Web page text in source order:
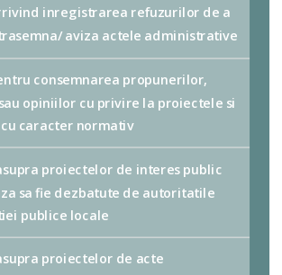
inregistrarea refuzurilor de a
aviza actele administrative
consemnarea propunerilor,
opiniilor cu privire la proiectele si
caracter normativ
proiectelor de interes public
sa fie dezbatute de autoritatile
publice locale
proiectelor de acte